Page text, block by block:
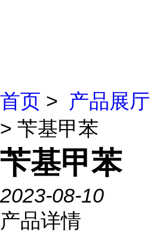
首页 > 产品展厅
> 苄基甲苯
苄基甲苯
2023-08-10
产品详情